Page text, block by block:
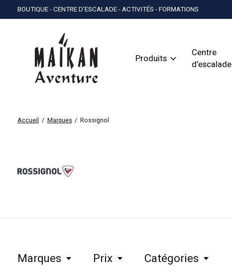
BOUTIQUE - CENTRE D'ESCALADE - ACTIVITÉS - FORMATIONS
Produits
Centre
d'escalade
Accueil / Marques / Rossignol
Rossignol
Marques Prix Catégories